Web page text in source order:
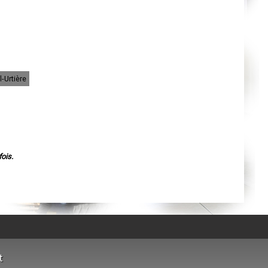
Urtière
Strasbourg
Mulhouse
Chalon-sur-Saône